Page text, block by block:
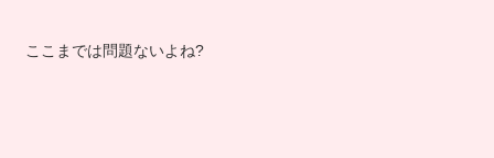
ここまでは問題ないよね?